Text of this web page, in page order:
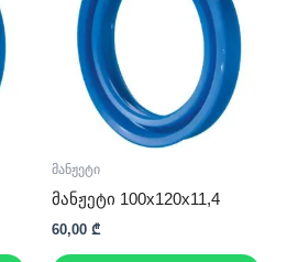
მანჟეტი
მანჟეტი 100x120x11,4
60,00 ₾